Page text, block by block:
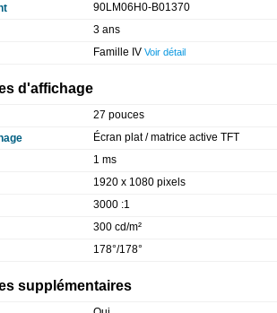
90LM06H0-B01370
3 ans
Famille IV Voir détail
d'affichage
27 pouces
Écran plat / matrice active TFT
1 ms
1920 x 1080 pixels
3000 :1
300 cd/m²
178°/178°
supplémentaires